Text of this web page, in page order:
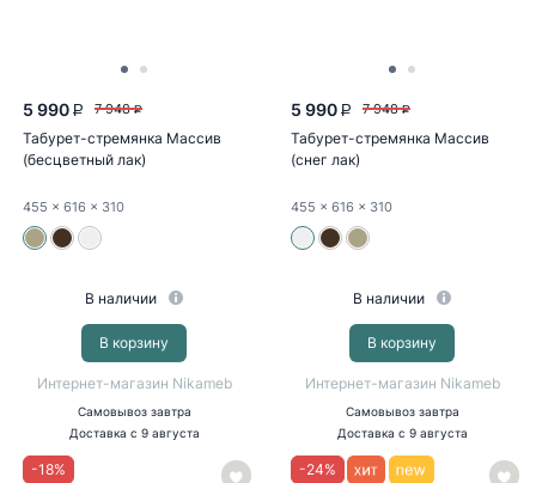
5 990 P 7 948 P
Табурет-стремянка Массив
(бесцветный лак)
455 x 616 x 310
В наличии
В корзину
Интернет-магазин Nikameb
Самовывоз завтра
Доставка с 9 августа
5 990 P 7 948 P
Табурет-стремянка Массив
(снег лак)
455 x 616 x 310
В наличии
В корзину
Интернет-магазин Nikameb
Самовывоз завтра
Доставка с 9 августа
-18% -24%